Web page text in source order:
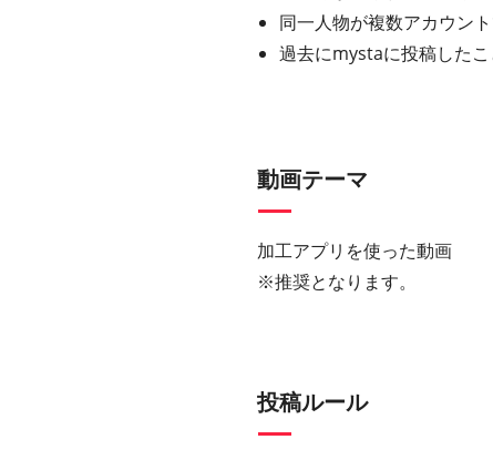
同一人物が複数アカウン
過去にmystaに投稿した
動画テーマ
加工アプリを使った動画
※推奨となります。
投稿ルール